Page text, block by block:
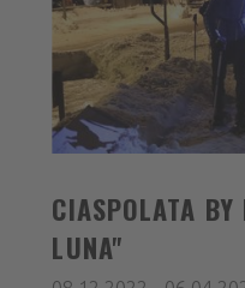
CIASPOLATA
LUNA"